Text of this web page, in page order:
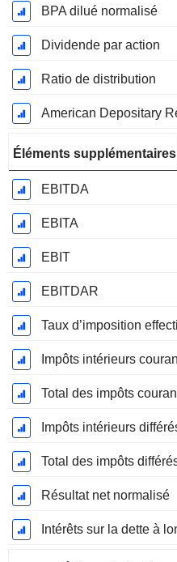
BPA dilué normalisé
Dividende par action
Ratio de distribution
American Depositary
Éléments supplémentaires
EBITDA
EBITA
EBIT
EBITDAR
Taux d’imposition
Impôts intérieurs
Total des impôts
Impôts intérieurs
Total des impôts
Résultat net normalisé
Intérêts sur la dette à